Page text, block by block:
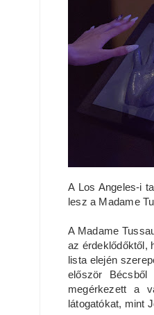
A Los Angeles-i
lesz a Madame
A Madame
az érdeklődőktől,
lista elején
először Bécsből
megérkezett a
látogatókat, mint